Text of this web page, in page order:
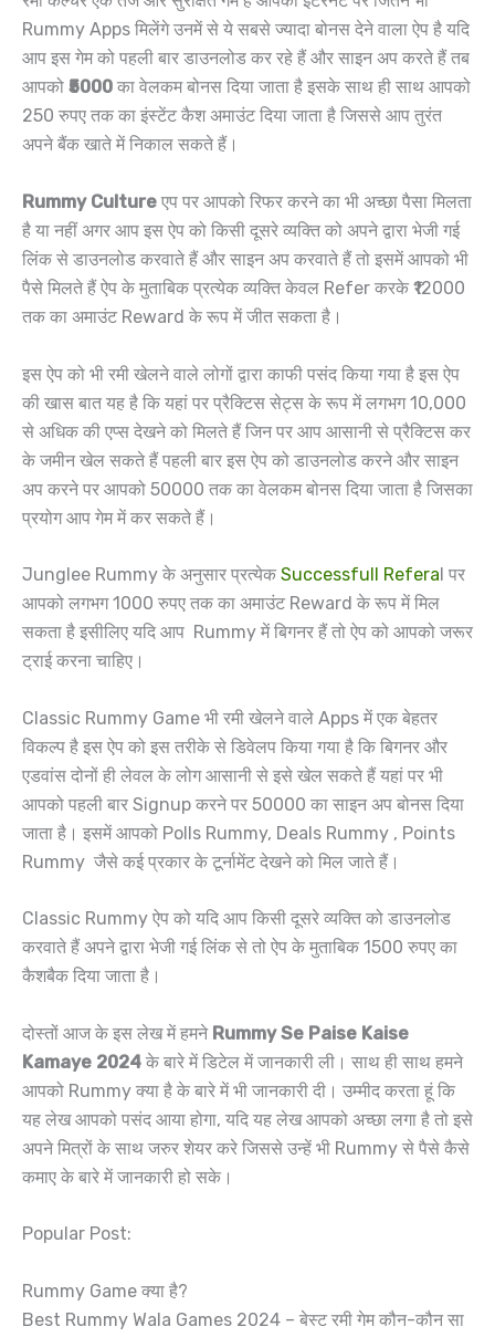
Rummy Apps मिलेंगे उनमें से ये सबसे ज्यादा बोनस देने वाला ऐप है यदि
आप इस गेम को पहली बार डाउनलोड कर रहे हैं और साइन अप करते हैं तब
आपको ₹5000 का वेलकम बोनस दिया जाता है इसके साथ ही साथ आपको
250 रुपए तक का इंस्टेंट कैश अमाउंट दिया जाता है जिससे आप तुरंत
अपने बैंक खाते में निकाल सकते हैं।
Rummy Culture एप पर आपको रिफर करने का भी अच्छा पैसा मिलता
है या नहीं अगर आप इस ऐप को किसी दूसरे व्यक्ति को अपने द्वारा भेजी गई
लिंक से डाउनलोड करवाते हैं और साइन अप करवाते हैं तो इसमें आपको भी
पैसे मिलते हैं ऐप के मुताबिक प्रत्येक व्यक्ति केवल Refer करके ₹12000
तक का अमाउंट Reward के रूप में जीत सकता है।
इस ऐप को भी रमी खेलने वाले लोगों द्वारा काफी पसंद किया गया है इस ऐप
की खास बात यह है कि यहां पर प्रैक्टिस सेट्स के रूप में लगभग 10,000
से अधिक की एप्स देखने को मिलते हैं जिन पर आप आसानी से प्रैक्टिस कर
के जमीन खेल सकते हैं पहली बार इस ऐप को डाउनलोड करने और साइन
अप करने पर आपको 50000 तक का वेलकम बोनस दिया जाता है जिसका
प्रयोग आप गेम में कर सकते हैं।
Junglee Rummy के अनुसार प्रत्येक Successfull Referal पर
आपको लगभग 1000 रुपए तक का अमाउंट Reward के रूप में मिल
सकता है इसीलिए यदि आप Rummy में बिगनर हैं तो ऐप को आपको जरूर
ट्राई करना चाहिए।
Classic Rummy Game भी रमी खेलने वाले Apps में एक बेहतर
विकल्प है इस ऐप को इस तरीके से डिवेलप किया गया है कि बिगनर और
एडवांस दोनों ही लेवल के लोग आसानी से इसे खेल सकते हैं यहां पर भी
आपको पहली बार Signup करने पर 50000 का साइन अप बोनस दिया
जाता है। इसमें आपको Polls Rummy, Deals Rummy , Points
Rummy जैसे कई प्रकार के टूर्नामेंट देखने को मिल जाते हैं।
Classic Rummy ऐप को यदि आप किसी दूसरे व्यक्ति को डाउनलोड
करवाते हैं अपने द्वारा भेजी गई लिंक से तो ऐप के मुताबिक 1500 रुपए का
कैशबैक दिया जाता है।
दोस्तों आज के इस लेख में हमने Rummy Se Paise Kaise
Kamaye 2024 के बारे में डिटेल में जानकारी ली। साथ ही साथ हमने
आपको Rummy क्या है के बारे में भी जानकारी दी। उम्मीद करता हूं कि
यह लेख आपको पसंद आया होगा, यदि यह लेख आपको अच्छा लगा है तो इसे
अपने मित्रों के साथ जरुर शेयर करे जिससे उन्हें भी Rummy से पैसे कैसे
कमाए के बारे में जानकारी हो सके।
Popular Post:
Rummy Game क्या है?
Best Rummy Wala Games 2024 – बेस्ट रमी गेम कौन-कौन सा